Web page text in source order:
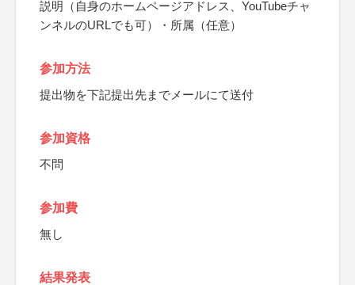
説明（自身のホームページアドレス、YouTubeチャ
ンネルのURLでも可）・所属（任意）
参加方法
提出物を下記提出先までメールにて送付
参加資格
不問
参加費
無し
結果発表